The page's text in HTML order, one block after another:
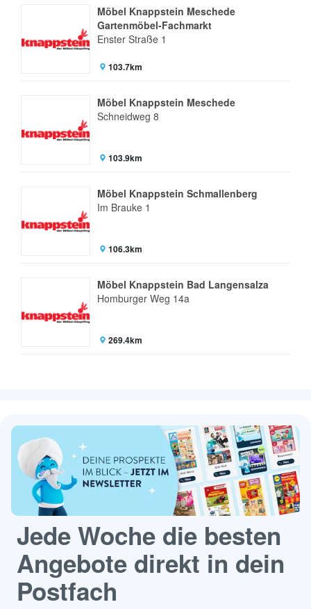
Möbel Knappstein Meschede
Gartenmöbel-Fachmarkt
Enster Straße 1
103.7km
Möbel Knappstein Meschede
Schneidweg 8
103.9km
Möbel Knappstein Schmallenberg
Im Brauke 1
106.3km
Möbel Knappstein Bad Langensalza
Homburger Weg 14a
269.4km
Jede Woche die besten
Angebote direkt in dein
Postfach